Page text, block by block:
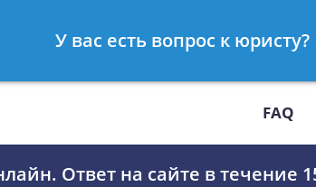
509-27-47
FAQ
Ответ на сайте в течение
У вас есть вопрос к юристу?